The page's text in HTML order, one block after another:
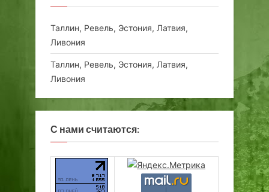
Таллин, Ревель, Эстония, Латвия,
Ливония
Таллин, Ревель, Эстония, Латвия,
Ливония
С нами считаются: